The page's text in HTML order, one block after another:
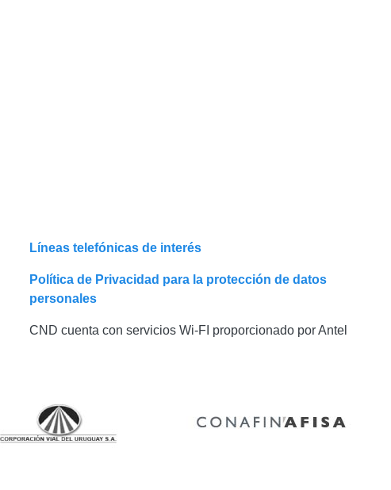
Líneas telefónicas de interés
Política de Privacidad para la protección de datos
personales
CND cuenta con servicios Wi-FI proporcionado por Antel